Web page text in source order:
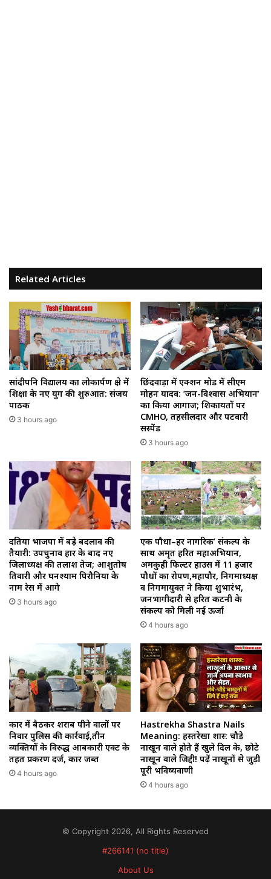
Related Articles
सांदीपनि विद्यालय का लोकार्पण क्षेत्र में
शिक्षा के नए युग की शुरुआत: संजय
पाठक
3 hours ago
छिंदवाड़ा में एक्शन मोड में सीएम
मोहन यादव: ‘जन-विश्वास अभियान’
का किया आगाज; शिकायतों पर
CMHO, तहसीलदार और पटवारी
सस्पेंड
3 hours ago
दतिया भाजपा में बड़े बदलाव की
तैयारी: उपचुनाव हार के बाद नए
जिलाध्यक्ष की तलाश तेज; आशुतोष
तिवारी और घनश्याम पिरौनिया के
नाम रेस में आगे
3 hours ago
एक पौधा–हर नागरिक’ संकल्प के
साथ अमृत हरित महाअभियान,
अमकुही फिल्टर हाउस में 11 हजार
पौधों का रोपण,महापौर, निगमाध्यक्ष
व निगमायुक्त ने किया शुभारंभ,
जनभागीदारी से हरित कटनी के
संकल्प को मिली नई ऊर्जा
4 hours ago
कार में बैठकर शराब पीने वालों पर
निवार पुलिस की कार्रवाई,तीन
व्यक्तियों के विरुद्ध आबकारी एक्ट के
तहत प्रकरण दर्ज, कार जब्त
4 hours ago
Hastrekha Shastra Nails
Meaning: हस्तरेखा शास्त्र: चौड़े
नाखून वाले होते हैं खुले दिल के, छोटे
नाखून वाले जिद्दी! पढ़ें नाखूनों से जुड़ी
पूरी भविष्यवाणी
4 hours ago
© Copyright 2026, All Rights Reserved
#266141 (no title)
About Us